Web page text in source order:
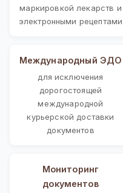
маркировкой лекарств и
электронными рецептами
Международный ЭДО
для исключения
дорогостоящей
международной
курьерской доставки
документов
Мониторинг
документов